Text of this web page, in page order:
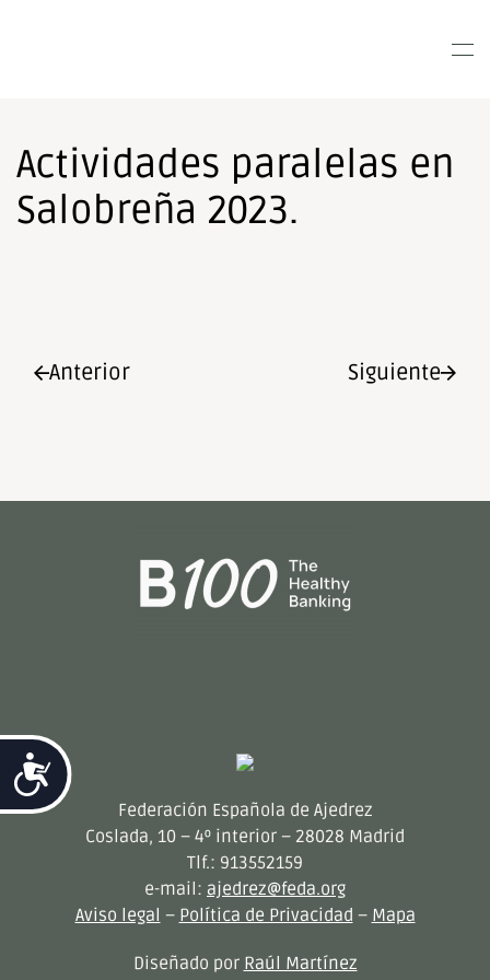
sistema
de
accesibilidad.
Accesibilidad
Actividades paralelas en
Salobreña 2023.
Anterior Siguiente
Federación Española de Ajedrez
Coslada, 10 – 4º interior – 28028 Madrid
Tlf.: 913552159
e-mail: ajedrez@feda.org
Aviso legal – Política de Privacidad – Mapa
Diseñado por Raúl Martínez